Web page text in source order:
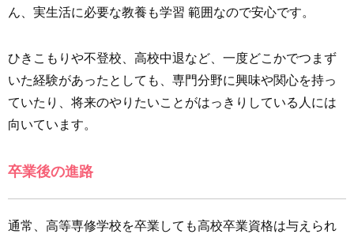
ん、実生活に必要な教養も学習 範囲なので安心です。
ひきこもりや不登校、高校中退など、一度どこかでつまず
いた経験があったとしても、専門分野に興味や関心を持っ
ていたり、将来のやりたいことがはっきりしている人には
向いています。
卒業後の進路
通常、高等専修学校を卒業しても高校卒業資格は与えられ